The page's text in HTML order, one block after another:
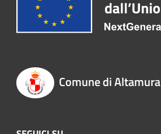
Comune di Altamura